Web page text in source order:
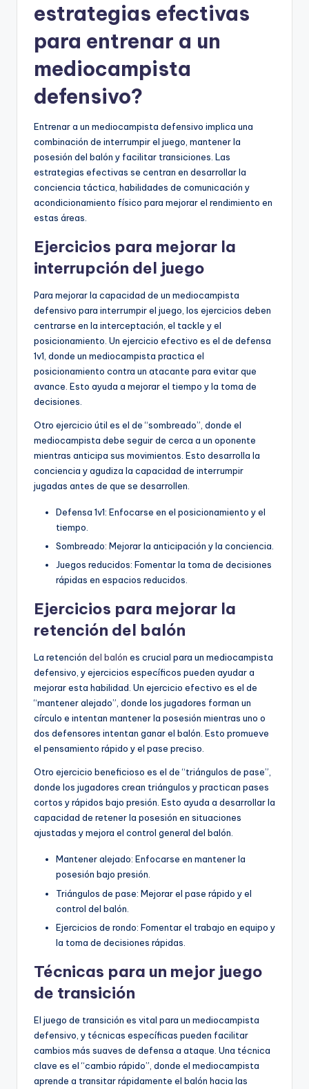
estrategias efectivas
para entrenar a un
mediocampista
defensivo?
Entrenar a un mediocampista defensivo implica una
combinación de interrumpir el juego, mantener la
posesión del balón y facilitar transiciones. Las
estrategias efectivas se centran en desarrollar la
conciencia táctica, habilidades de comunicación y
acondicionamiento físico para mejorar el rendimiento en
estas áreas.
Ejercicios para mejorar la
interrupción del juego
Para mejorar la capacidad de un mediocampista
defensivo para interrumpir el juego, los ejercicios deben
centrarse en la interceptación, el tackle y el
posicionamiento. Un ejercicio efectivo es el de defensa
1v1, donde un mediocampista practica el
posicionamiento contra un atacante para evitar que
avance. Esto ayuda a mejorar el tiempo y la toma de
decisiones.
Otro ejercicio útil es el de “sombreado”, donde el
mediocampista debe seguir de cerca a un oponente
mientras anticipa sus movimientos. Esto desarrolla la
conciencia y agudiza la capacidad de interrumpir
jugadas antes de que se desarrollen.
Defensa 1v1: Enfocarse en el posicionamiento y el
tiempo.
Sombreado: Mejorar la anticipación y la conciencia.
Juegos reducidos: Fomentar la toma de decisiones
rápidas en espacios reducidos.
Ejercicios para mejorar la
retención del balón
La retención del balón es crucial para un mediocampista
defensivo, y ejercicios específicos pueden ayudar a
mejorar esta habilidad. Un ejercicio efectivo es el de
“mantener alejado”, donde los jugadores forman un
círculo e intentan mantener la posesión mientras uno o
dos defensores intentan ganar el balón. Esto promueve
el pensamiento rápido y el pase preciso.
Otro ejercicio beneficioso es el de “triángulos de pase”,
donde los jugadores crean triángulos y practican pases
cortos y rápidos bajo presión. Esto ayuda a desarrollar la
capacidad de retener la posesión en situaciones
ajustadas y mejora el control general del balón.
Mantener alejado: Enfocarse en mantener la
posesión bajo presión.
Triángulos de pase: Mejorar el pase rápido y el
control del balón.
Ejercicios de rondo: Fomentar el trabajo en equipo y
la toma de decisiones rápidas.
Técnicas para un mejor juego
de transición
El juego de transición es vital para un mediocampista
defensivo, y técnicas específicas pueden facilitar
cambios más suaves de defensa a ataque. Una técnica
clave es el “cambio rápido”, donde el mediocampista
aprende a transitar rápidamente el balón hacia las